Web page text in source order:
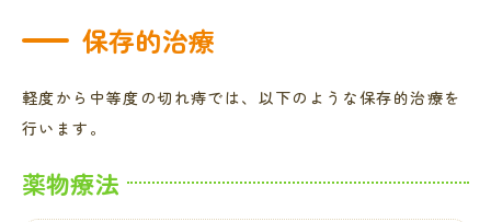
保存的治療
軽度から中等度の切れ痔では、以下のような保存的治療を
行います。
薬物療法